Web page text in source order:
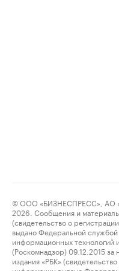
© ООО «БИЗНЕСПРЕСС», АО
2026. Сообщения и
(свидетельство о
выдано Федеральной
информационных технологий
(Роскомнадзор) 09.12.2015
издания «РБК»